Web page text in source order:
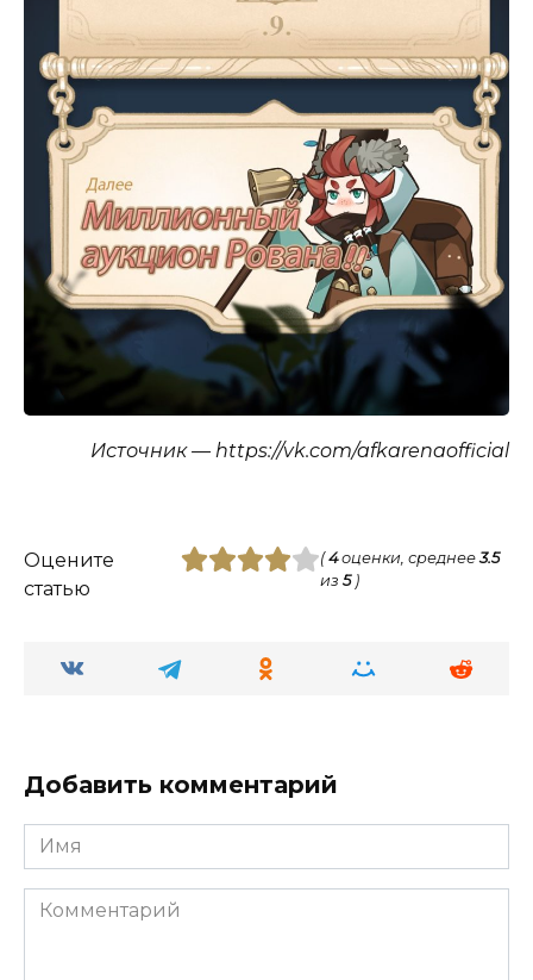
Источник — https://vk.com/afkarenaofficial
Оцените
статью
(4оценки, среднее3.5
из 5)
Добавить комментарий
Имя
Комментарий